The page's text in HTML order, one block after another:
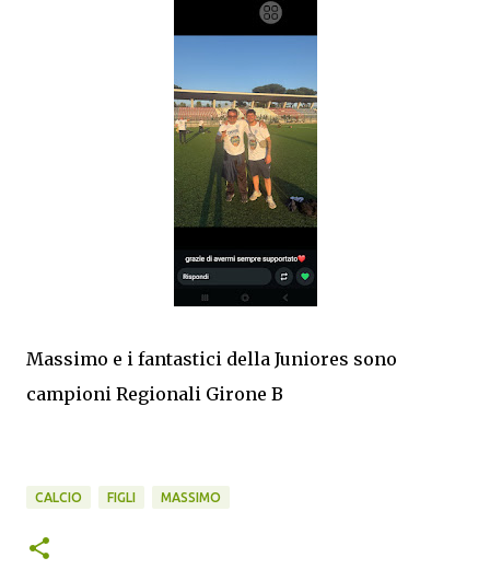
Massimo e i fantastici della Juniores sono
campioni Regionali Girone B
CALCIO FIGLI MASSIMO